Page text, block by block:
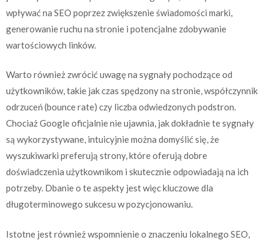
wpływać na SEO poprzez zwiększenie świadomości marki,
generowanie ruchu na stronie i potencjalne zdobywanie
wartościowych linków.
Warto również zwrócić uwagę na sygnały pochodzące od
użytkowników, takie jak czas spędzony na stronie, współczynnik
odrzuceń (bounce rate) czy liczba odwiedzonych podstron.
Chociaż Google oficjalnie nie ujawnia, jak dokładnie te sygnały
są wykorzystywane, intuicyjnie można domyślić się, że
wyszukiwarki preferują strony, które oferują dobre
doświadczenia użytkownikom i skutecznie odpowiadają na ich
potrzeby. Dbanie o te aspekty jest więc kluczowe dla
długoterminowego sukcesu w pozycjonowaniu.
Istotne jest również wspomnienie o znaczeniu lokalnego SEO,